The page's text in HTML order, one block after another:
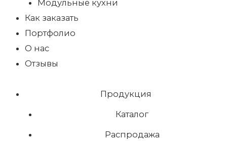
Модульные кухни
Как заказать
Портфолио
О нас
Отзывы
Продукция
Каталог
Распродажа